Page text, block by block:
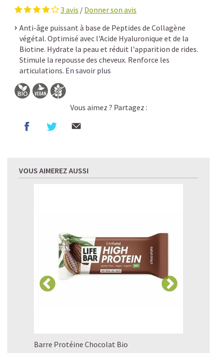
3 avis / Donner son avis
Anti-âge puissant à base de Peptides de Collagène
végétal. Optimisé avec l'Acide Hyaluronique et de la
Biotine. Hydrate la peau et réduit l'apparition de rides.
Stimule la repousse des cheveux. Renforce les
articulations. En savoir plus
Vous aimez ? Partagez :
VOUS AIMEREZ AUSSI
Barre Protéine Chocolat Bio